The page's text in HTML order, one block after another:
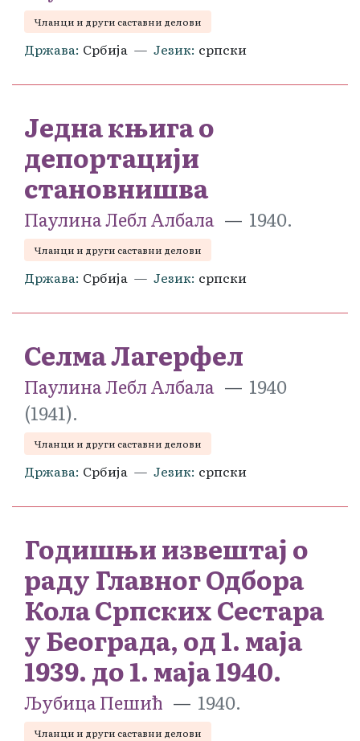
Чланци и други саставни делови
Држава Србија Језик српски
Једна књига о
депортацији
становнишва
Паулина Лебл Албала 1940.
Чланци и други саставни делови
Држава Србија Језик српски
Селма Лагерфел
Паулина Лебл Албала
1940
(1941).
Чланци и други саставни делови
Држава Србија Језик српски
Годишњи извештај о
раду Главног Одбора
Кола Српских Сестара
у Београда, од 1. маја
1939. до 1. маја 1940.
Љубица Пешић 1940.
Чланци и други саставни делови